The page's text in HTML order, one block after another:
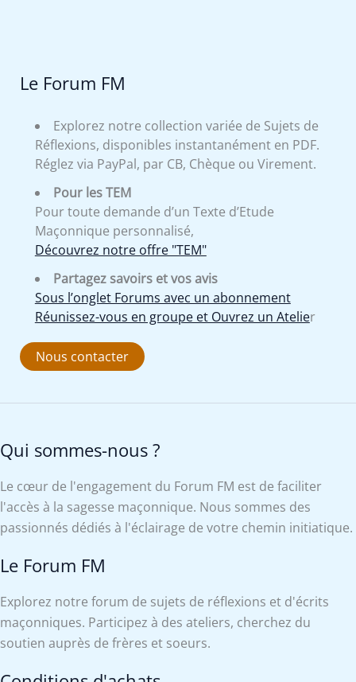
Le Forum FM
Explorez notre collection variée de Sujets de
Réflexions, disponibles instantanément en PDF.
Réglez via PayPal, par CB, Chèque ou Virement.
Pour les TEM
Pour toute demande d’un Texte d’Etude
Maçonnique personnalisé,
Découvrez notre offre "TEM"
Partagez savoirs et vos avis
Sous l’onglet Forums avec un abonnement
Réunissez-vous en groupe et Ouvrez un Atelier
Nous contacter
Qui sommes-nous ?
Le cœur de l'engagement du Forum FM est de faciliter
l'accès à la sagesse maçonnique. Nous sommes des
passionnés dédiés à l'éclairage de votre chemin initiatique.
Le Forum FM
Explorez notre forum de sujets de réflexions et d'écrits
maçonniques. Participez à des ateliers, cherchez du
soutien auprès de frères et soeurs.